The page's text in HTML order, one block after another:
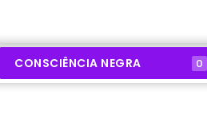
CONSCIÊNCIA NEGRA 0